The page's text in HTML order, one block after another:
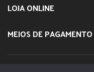
LOJA ONLINE
MEIOS DE PAGAMENTO